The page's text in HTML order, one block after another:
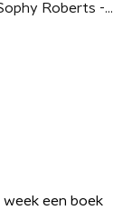
Klassieke Bibliotheek: Sophy Roberts - De verdwenen piano's van Siberië
week een boek